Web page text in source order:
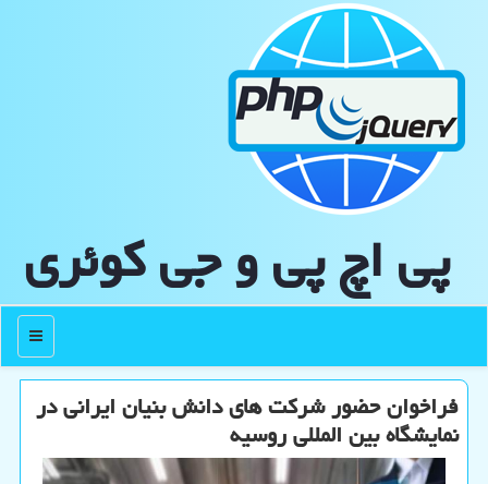
پی اچ پی و جی كوئری
منو
فراخوان حضور شرکت های دانش بنیان ایرانی در
نمایشگاه بین المللی روسیه